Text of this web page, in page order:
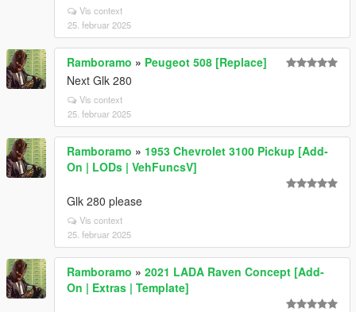
Vis context
25. februar 2025
Ramboramo » Peugeot 508 [Replace]
Next Glk 280
Vis context
25. februar 2025
Ramboramo » 1953 Chevrolet 3100 Pickup [Add-
On | LODs | VehFuncsV]
Glk 280 please
Vis context
25. februar 2025
Ramboramo » 2021 LADA Raven Concept [Add-
On | Extras | Template]